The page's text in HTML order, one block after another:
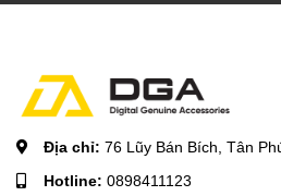
Địa chỉ: 76 Lũy Bán Bích, Tân
Hotline: 0898411123